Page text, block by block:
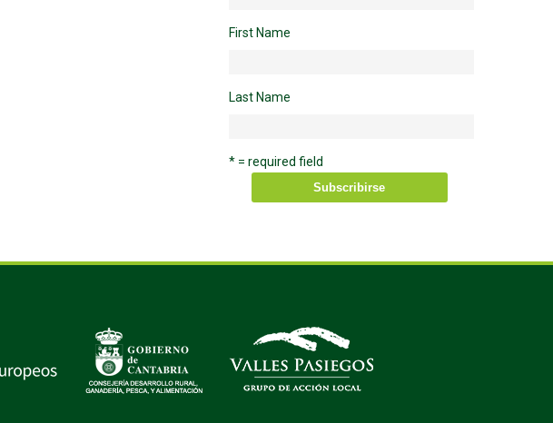
First Name
Last Name
* = required field